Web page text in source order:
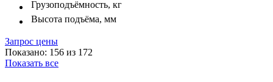
Грузоподъёмность, кг
Высота подъёма, мм
Запрос цены
Показано: 156 из 172
Показать все